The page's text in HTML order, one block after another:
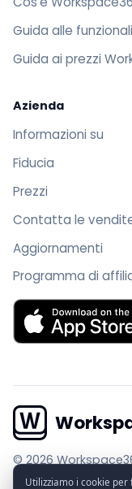
Utilizziamo i cookie per
Guida alle
Guida ai prezzi
Azienda
Informazioni su
Fiducia
Prezzi
Contatta le
Aggiornamenti
Programma di
Scarica
© 2026